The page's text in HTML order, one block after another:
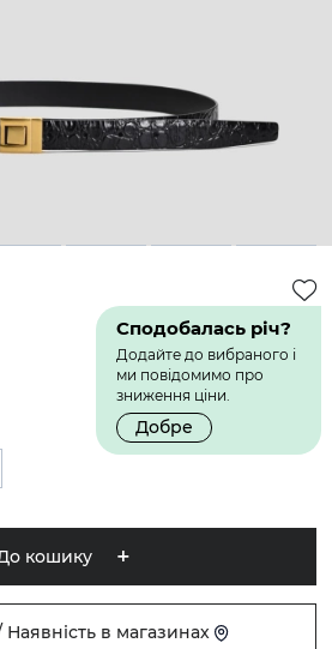
3 4 5 6
Сподобалась річ?
Додайте до вибраного і
ми повідомимо про
зниження ціни.
Добре
кошику
в магазинах